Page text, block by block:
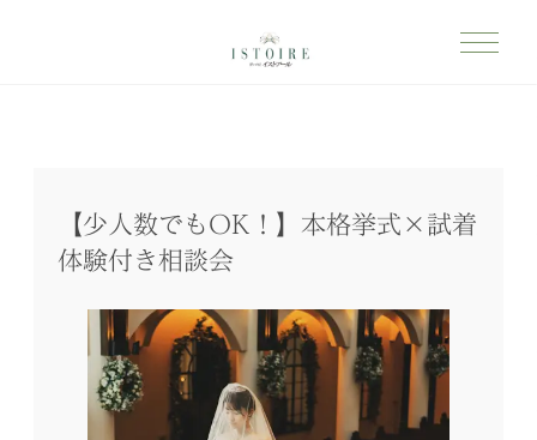
【少人数でもOK！】本格挙式×試着
体験付き相談会